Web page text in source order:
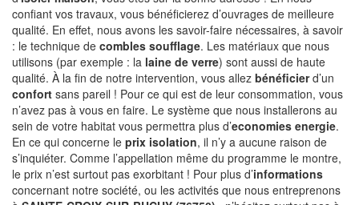
confiant vos travaux, vous bénéficierez d’ouvrages de meilleure
qualité. En effet, nous avons les savoir-faire nécessaires, à savoir
: le technique de combles soufflage. Les matériaux que nous
utilisons (par exemple : la laine de verre) sont aussi de haute
qualité. À la fin de notre intervention, vous allez bénéficierd’un
confort sans pareil ! Pour ce qui est de leur consommation, vous
n’avez pas à vous en faire. Le système que nous installerons au
sein de votre habitat vous permettra plus d’economies energie.
En ce qui concerne le prix isolation, il n’y a aucune raison de
s’inquiéter. Comme l’appellation même du programme le montre,
le prix n’est surtout pas exorbitant ! Pour plus d’informations
concernant notre société, ou les activités que nous entreprenons